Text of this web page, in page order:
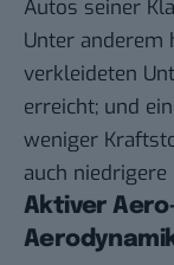
Autos seiner
Unter anderem
verkleideten
erreicht; und
weniger
auch niedrigere
Aktiver